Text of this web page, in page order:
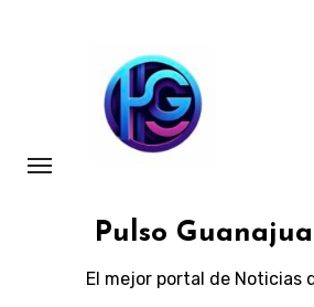
Pulso
El mejor portal de Noticias